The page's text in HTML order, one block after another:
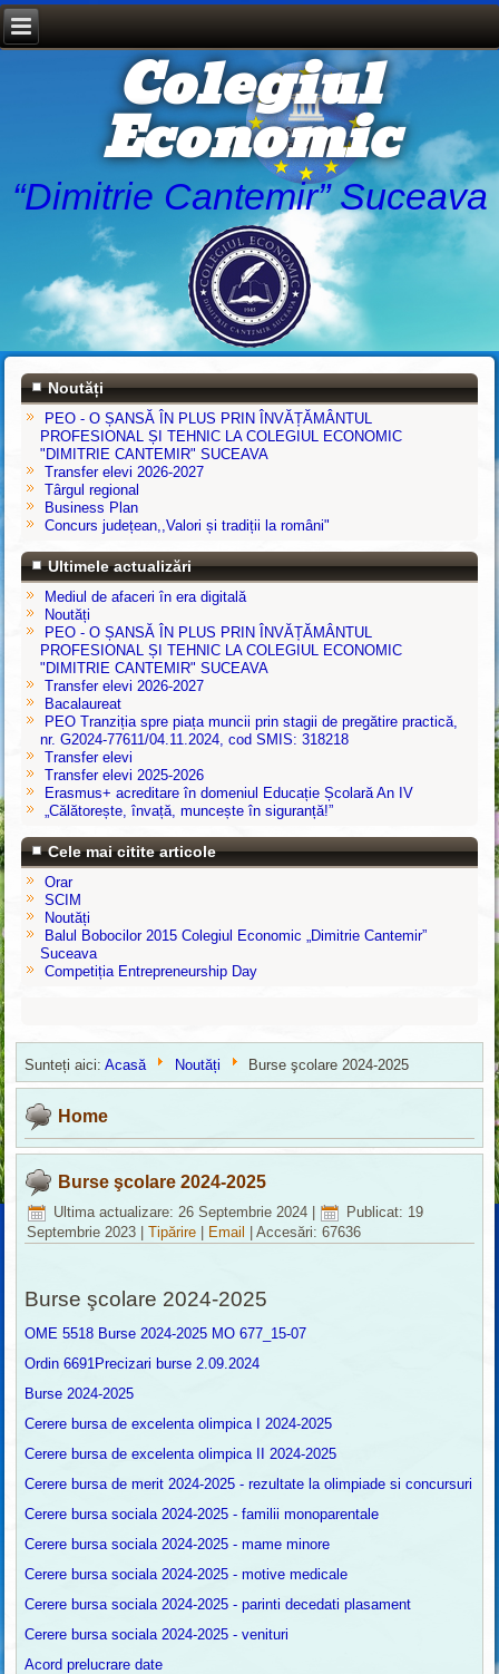
Colegiul
Economic
“Dimitrie Cantemir” Suceava
Noutăți
PEO - O ȘANSĂ ÎN PLUS PRIN ÎNVĂȚĂMÂNTUL
PROFESIONAL ȘI TEHNIC LA COLEGIUL ECONOMIC
"DIMITRIE CANTEMIR" SUCEAVA
Transfer elevi 2026-2027
Târgul regional
Business Plan
Concurs județean,,Valori și tradiții la români"
Ultimele actualizări
Mediul de afaceri în era digitală
Noutăți
PEO - O ȘANSĂ ÎN PLUS PRIN ÎNVĂȚĂMÂNTUL
PROFESIONAL ȘI TEHNIC LA COLEGIUL ECONOMIC
"DIMITRIE CANTEMIR" SUCEAVA
Transfer elevi 2026-2027
Bacalaureat
PEO Tranziția spre piața muncii prin stagii de pregătire practică,
nr. G2024-77611/04.11.2024, cod SMIS: 318218
Transfer elevi
Transfer elevi 2025-2026
Erasmus+ acreditare în domeniul Educație Școlară An IV
„Călătorește, învață, muncește în siguranță!”
Cele mai citite articole
Orar
SCIM
Noutăți
Balul Bobocilor 2015 Colegiul Economic „Dimitrie Cantemir”
Suceava
Competiția Entrepreneurship Day
Sunteți aici:Acasă Noutăți Burse şcolare 2024-2025
Home
Burse şcolare 2024-2025
Ultima actualizare: 26 Septembrie 2024
Publicat: 19
Septembrie 2023 |Tipărire Email |Accesări: 67636
Burse şcolare 2024-2025
OME 5518 Burse 2024-2025 MO 677_15-07
Ordin 6691Precizari burse 2.09.2024
Burse 2024-2025
Cerere bursa de excelenta olimpica I 2024-2025
Cerere bursa de excelenta olimpica II 2024-2025
Cerere bursa de merit 2024-2025 - rezultate la olimpiade si concursuri
Cerere bursa sociala 2024-2025 - familii monoparentale
Cerere bursa sociala 2024-2025 - mame minore
Cerere bursa sociala 2024-2025 - motive medicale
Cerere bursa sociala 2024-2025 - parinti decedati plasament
Cerere bursa sociala 2024-2025 - venituri
Acord prelucrare date